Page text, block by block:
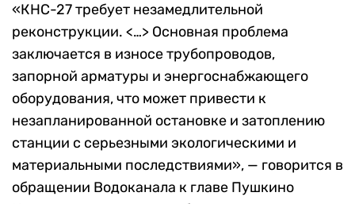
«КНС-27 требует незамедлительной
реконструкции. <…> Основная проблема
заключается в износе трубопроводов,
запорной арматуры и энергоснабжающего
оборудования, что может привести к
незапланированной остановке и затоплению
станции с серьезными экологическими и
материальными последствиями», — говорится в
обращении Водоканала к главе Пушкино